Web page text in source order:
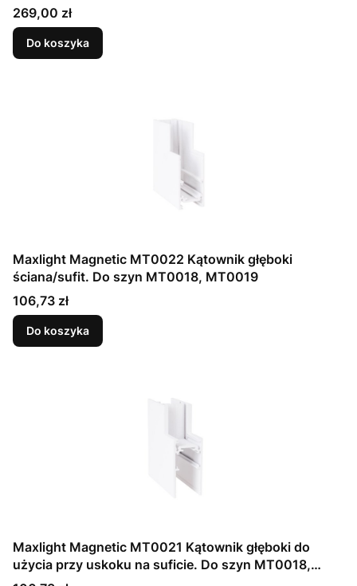
Cena
269,00 zł
Do koszyka
Maxlight Magnetic MT0022 Kątownik głęboki
ściana/sufit. Do szyn MT0018, MT0019
Cena
106,73 zł
Do koszyka
Maxlight Magnetic MT0021 Kątownik głęboki do
użycia przy uskoku na suficie. Do szyn MT0018,
MT0019